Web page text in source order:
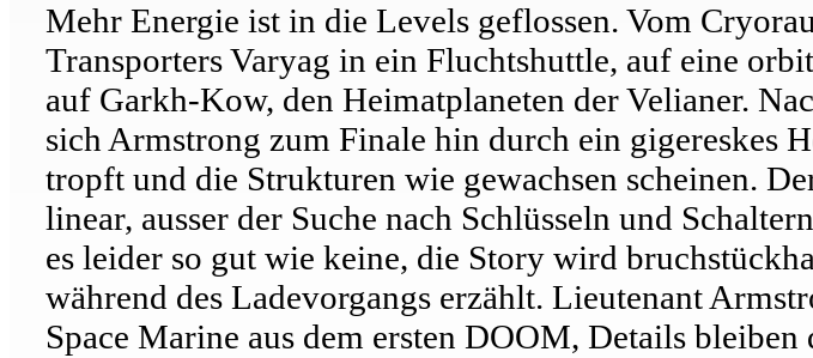
Mehr Energie ist in die Levels geflossen. Vom
Transporters Varyag in ein Fluchtshuttle, auf eine
auf Garkh-Kow, den Heimatplaneten der Velianer.
sich Armstrong zum Finale hin durch ein gigereskes
tropft und die Strukturen wie gewachsen scheinen.
linear, ausser der Suche nach Schlüsseln und
es leider so gut wie keine, die Story wird
während des Ladevorgangs erzählt. Lieutenant
Space Marine aus dem ersten DOOM, Details bleiben